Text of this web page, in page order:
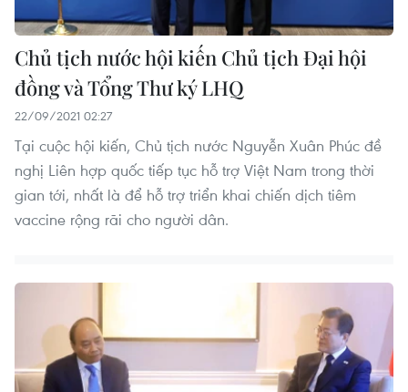
Chủ tịch nước hội kiến Chủ tịch Đại hội
đồng và Tổng Thư ký LHQ
22/09/2021 02:27
Tại cuộc hội kiến, Chủ tịch nước Nguyễn Xuân Phúc đề
nghị Liên hợp quốc tiếp tục hỗ trợ Việt Nam trong thời
gian tới, nhất là để hỗ trợ triển khai chiến dịch tiêm
vaccine rộng rãi cho người dân.